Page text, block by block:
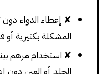
✘ إعطاء الدواء
المشكلة بكتيرية
✘ استخدام مرهم